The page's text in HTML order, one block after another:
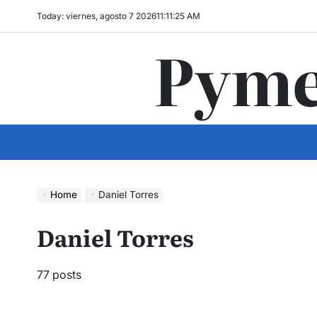
Today: viernes, agosto 7 202611:11:26 AM
Home Daniel Torres
Daniel Torres
77 posts